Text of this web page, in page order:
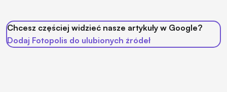
Chcesz częściej widzieć nasze artykuły w Google?
Dodaj Fotopolis do ulubionych źródeł